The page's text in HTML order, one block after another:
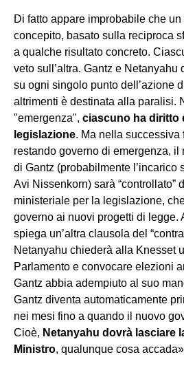
Di fatto appare improbabile che
concepito, basato sulla reciproca
a qualche risultato concreto.
veto sull’altra. Gantz e Netanyahu
su ogni singolo punto dell’azione
altrimenti è destinata alla paralisi.
"emergenza", ciascuno ha diritto
legislazione. Ma nella
restando governo di emergenza,
di Gantz (probabilmente l’incarico
Avi Nissenkorn) sarà “controllato”
ministeriale per la legislazione,
governo ai nuovi progetti di legge.
spiega un’altra clausola del
Netanyahu chiederà alla Knesset
Parlamento e convocare elezioni
Gantz abbia adempiuto al suo
Gantz diventa automaticamente
nei mesi fino a quando il nuovo
Cioè, Netanyahu dovrà lasciare
Ministro, qualunque cosa